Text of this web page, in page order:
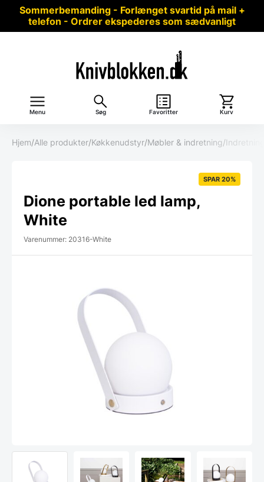
Sommerbemanding - Forlænget svartid på mail +
telefon - Ordrer ekspederes som sædvanligt
Menu Søg Favoritter Kurv
Hjem/Alle produkter/Køkkenudstyr/Møbler & indretning/
SPAR 20%
Dione portable led lamp,
White
Varenummer: 20316-White